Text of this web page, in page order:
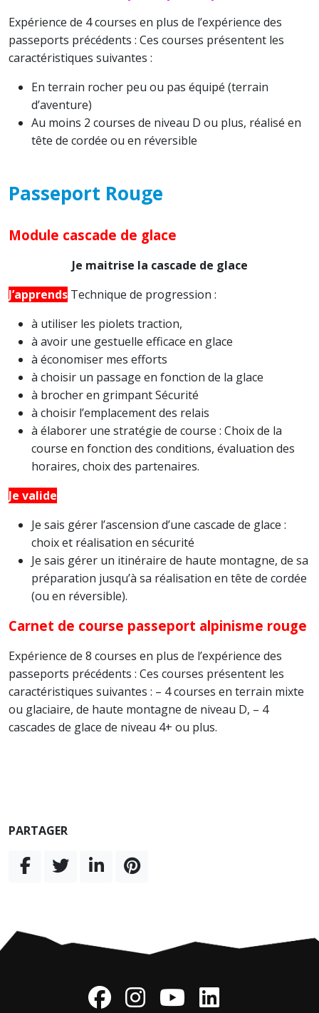
Expérience de 4 courses en plus de l’expérience des
passeports précédents : Ces courses présentent les
caractéristiques suivantes :
En terrain rocher peu ou pas équipé (terrain
d’aventure)
Au moins 2 courses de niveau D ou plus, réalisé en
tête de cordée ou en réversible
Passeport Rouge
Module cascade de glace
Je maitrise la cascade de glace
J’apprends Technique de progression :
à utiliser les piolets traction,
à avoir une gestuelle efficace en glace
à économiser mes efforts
à choisir un passage en fonction de la glace
à brocher en grimpant Sécurité
à choisir l’emplacement des relais
à élaborer une stratégie de course : Choix de la
course en fonction des conditions, évaluation des
horaires, choix des partenaires.
Je valide
Je sais gérer l’ascension d’une cascade de glace :
choix et réalisation en sécurité
Je sais gérer un itinéraire de haute montagne, de sa
préparation jusqu’à sa réalisation en tête de cordée
(ou en réversible).
Carnet de course passeport alpinisme rouge
Expérience de 8 courses en plus de l’expérience des
passeports précédents : Ces courses présentent les
caractéristiques suivantes : – 4 courses en terrain mixte
ou glaciaire, de haute montagne de niveau D, – 4
cascades de glace de niveau 4+ ou plus.
PARTAGER